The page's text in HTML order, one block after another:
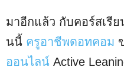
มาอีกแล้ว กับคอร์สเรี
นนี้ ครูอาชีพดอทคอม
ออนไลน์ Active